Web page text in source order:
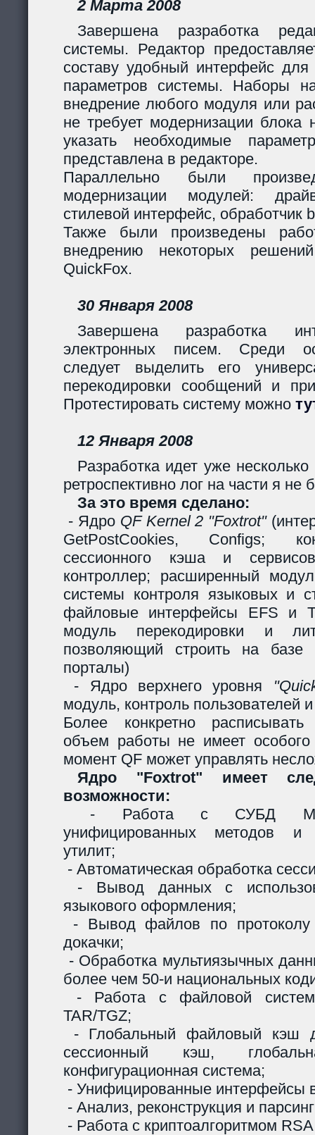
2 Марта 2008
Завершена разработка
системы. Редактор
составу удобный интерфейс для
параметров системы. Наборы
внедрение любого модуля или
не требует модернизации блока
указать необходимые
представлена в редакторе.
Параллельно были
модернизации модулей:
стилевой интерфейс, обработчик
Также были произведены
внедрению некоторых
QuickFox.
30 Января 2008
Завершена разработка
электронных писем. Среди
следует выделить его
перекодировки сообщений и
Протестировать систему можно
12 Января 2008
Разработка идет уже
ретроспективно лог на части я не
За это время сделано:
- Ядро QF Kernel 2 "Foxtrot"
GetPostCookies, Configs;
сессионного кэша и
контроллер; расширенный
системы контроля языковых и
файловые интерфейсы EFS и
модуль перекодировки и
позволяющий строить на базе
порталы)
- Ядро верхнего уровня
модуль, контроль пользователей и
Более конкретно
объем работы не имеет
момент QF может управлять
Ядро "Foxtrot" имеет
возможности:
- Работа с СУБД
унифицированных методов и
утилит;
- Автоматическая обработка
- Вывод данных с
языкового оформления;
- Вывод файлов по
докачки;
- Обработка мультиязычных
более чем 50-и национальных
- Работа с файловой
TAR/TGZ;
- Глобальный файловый кэш
сессионный кэш,
конфигурационная система;
- Унифицированные интерфейсы
- Анализ, реконструкция и
- Работа с криптоалгоритмом